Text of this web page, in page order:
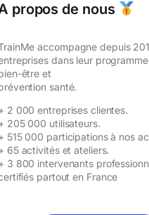
propos de nous
accompagne depuis
dans leur programme
être et
santé.
2 000 entreprises clientes.
205 000 utilisateurs.
515 000 participations à nos
65 activités et ateliers.
3 800 intervenants
partout en France